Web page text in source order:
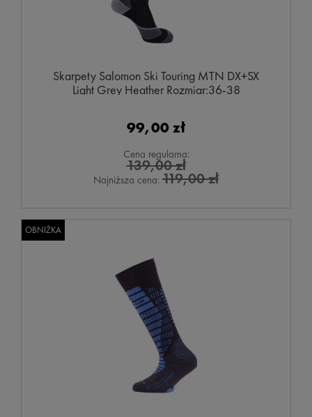
Skarpety Salomon Ski Touring MTN DX+SX
Light Grey Heather Rozmiar:36-38
99,00 zł
Cena regularna:
139,00 zł
Najniższa cena: 119,00 zł
OBNIŻKA